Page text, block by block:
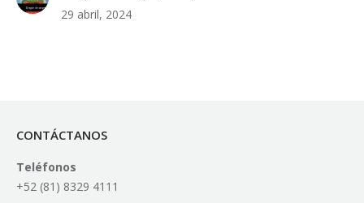
29 abril, 2024
CONTÁCTANOS
Teléfonos
+52 (81) 8329 4111